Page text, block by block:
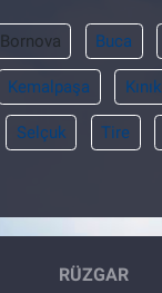
Bornova Buca
Kemalpaşa Kınık
Selçuk Tire
RÜZGAR